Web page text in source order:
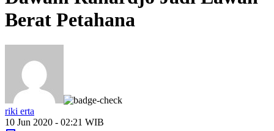
Berat Petahana
riki erta
10 Jun 2020 - 02:21 WIB